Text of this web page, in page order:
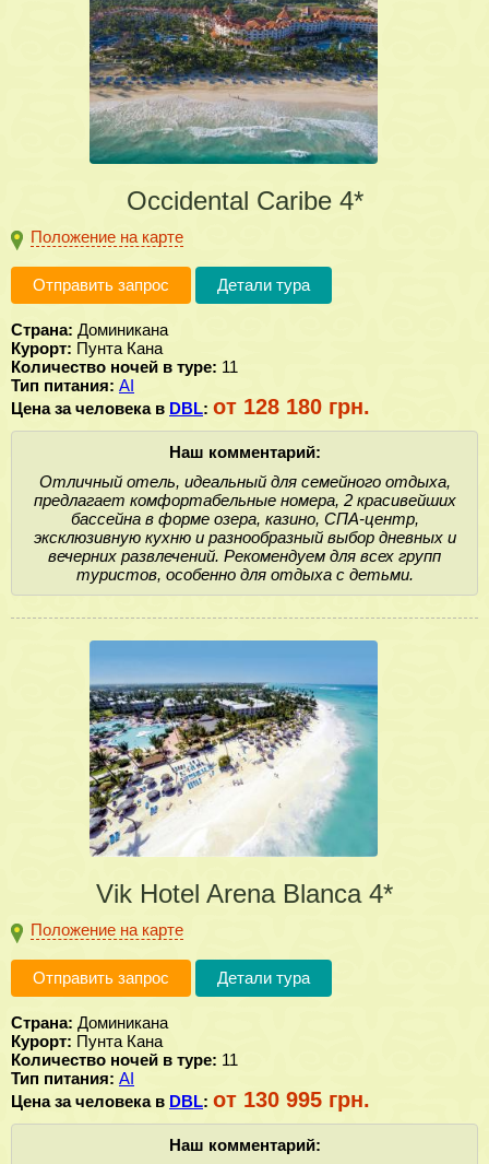
Occidental Caribe 4*
Положение на карте
Отправить запрос Детали тура
Страна: Доминикана
Курорт: Пунта Кана
Количество ночей в туре: 11
Тип питания: AI
Цена за человека в DBL: от 128 180 грн.
Наш комментарий:
Отличный отель, идеальный для семейного отдыха,
предлагает комфортабельные номера, 2 красивейших
бассейна в форме озера, казино, СПА-центр,
эксклюзивную кухню и разнообразный выбор дневных и
вечерних развлечений. Рекомендуем для всех групп
туристов, особенно для отдыха с детьми.
Vik Hotel Arena Blanca 4*
Положение на карте
Отправить запрос Детали тура
Страна: Доминикана
Курорт: Пунта Кана
Количество ночей в туре: 11
Тип питания: AI
Цена за человека в DBL: от 130 995 грн.
Наш комментарий: